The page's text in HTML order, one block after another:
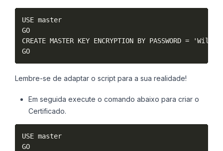
USE master
GO
CREATE MASTER KEY ENCRYPTION BY PASSWORD =
GO
Lembre-se de adaptar o script para a sua realidade!
Em seguida execute o comando abaixo para criar o
Certificado.
USE master
GO